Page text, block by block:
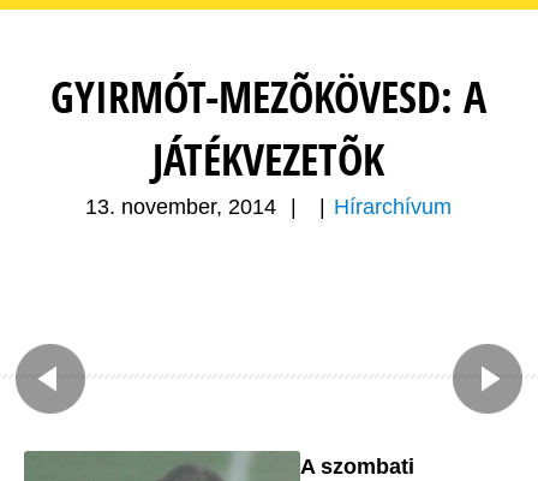
GYIRMÓT-MEZÕKÖVESD: A
JÁTÉKVEZETÕK
13. november, 2014 Hírarchívum
A szombati